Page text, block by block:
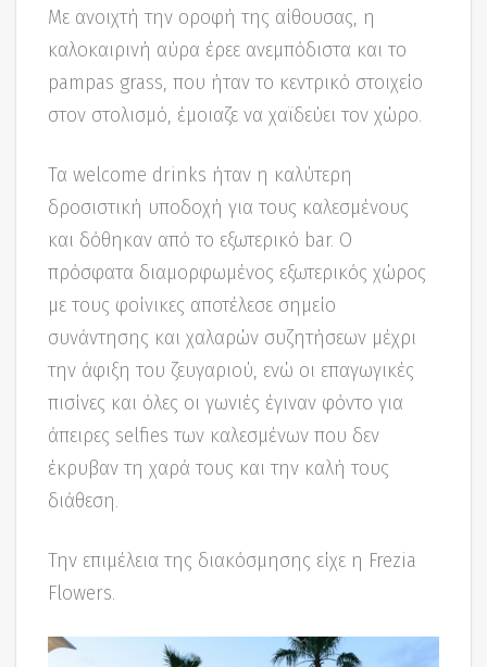
Με ανοιχτή την οροφή της αίθουσας, η
καλοκαιρινή αύρα έρεε ανεμπόδιστα και το
pampas grass, που ήταν το κεντρικό στοιχείο
στον στολισμό, έμοιαζε να χαϊδεύει τον χώρο.
Τα welcome drinks ήταν η καλύτερη
δροσιστική υποδοχή για τους καλεσμένους
και δόθηκαν από το εξωτερικό bar. Ο
πρόσφατα διαμορφωμένος εξωτερικός χώρος
με τους φοίνικες αποτέλεσε σημείο
συνάντησης και χαλαρών συζητήσεων μέχρι
την άφιξη του ζευγαριού, ενώ οι επαγωγικές
πισίνες και όλες οι γωνιές έγιναν φόντο για
άπειρες selfies των καλεσμένων που δεν
έκρυβαν τη χαρά τους και την καλή τους
διάθεση.
Την επιμέλεια της διακόσμησης είχε η Frezia
Flowers.